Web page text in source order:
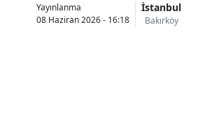
Yayınlanma
08 Haziran 2026 - 16:18
İstanbul
Bakırköy